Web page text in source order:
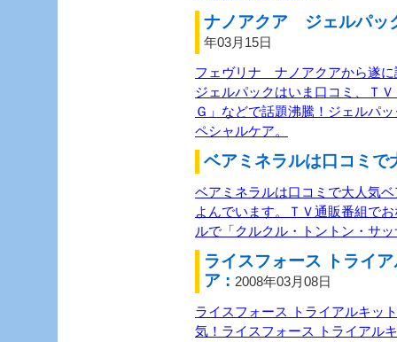
ナノアクア ジェルパ
年03月15日
フェヴリナ ナノアクアから遂に
ジェルパックはいま口コミ、Ｔ
Ｇ」などで話題沸騰！ジェルパ
ペシャルケア。
ベアミネラルは口コミ
ベアミネラルは口コミで大人気
よんでいます。ＴＶ通販番組で
ルで「クルクル・トントン・サ
ライスフォース トライ
ア : 2008年03月08日
ライスフォース トライアルキッ
気！ライスフォース トライアル